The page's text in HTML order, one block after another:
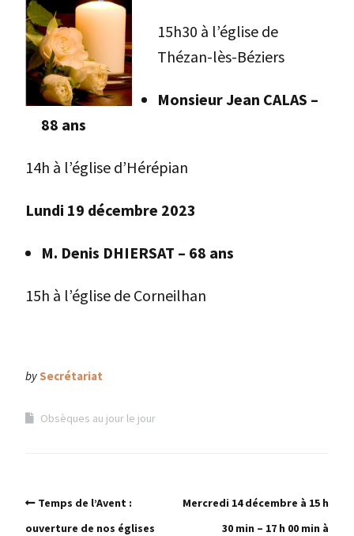
15h30 à l’église de
Thézan-lès-Béziers
Monsieur Jean CALAS –
88 ans
14h à l’église d’Hérépian
Lundi 19 décembre 2023
M. Denis DHIERSAT – 68 ans
15h à l’église de Corneilhan
bySecrétariat
Obsèques au jour le jour
Temps de l’Avent :
ouverture de nos églises
Mercredi 14 décembre à 15 h
30 min – 17 h 00 min à